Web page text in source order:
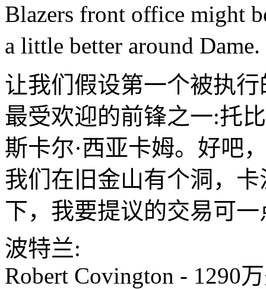
Blazers front office might
a little better around Dame.
让我们假设第一个被执
最受欢迎的前锋之一:托
斯卡尔·西亚卡姆。好吧
我们在旧金山有个洞，
下，我要提议的交易可
波特兰:
Robert Covington - 1290